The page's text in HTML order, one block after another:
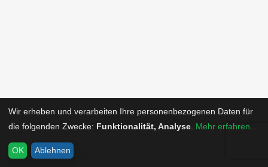
Wir erheben und verarbeiten Ihre personenbezogenen Daten für
die folgenden Zwecke: Funktionalität, Analyse Mehr erfahren...
OK Ablehnen